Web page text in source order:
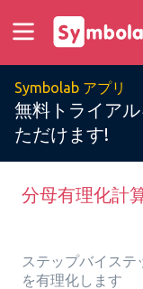
Symbolab アプリ
無料トライア
ただけます!
分母有理化計
ステップバイステ
を有理化します